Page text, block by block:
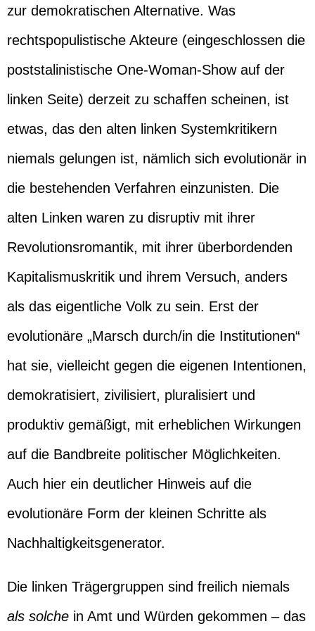
zur demokratischen Alternative. Was
rechtspopulistische Akteure (eingeschlossen die
poststalinistische One-Woman-Show auf der
linken Seite) derzeit zu schaffen scheinen, ist
etwas, das den alten linken Systemkritikern
niemals gelungen ist, nämlich sich evolutionär in
die bestehenden Verfahren einzunisten. Die
alten Linken waren zu disruptiv mit ihrer
Revolutionsromantik, mit ihrer überbordenden
Kapitalismuskritik und ihrem Versuch, anders
als das eigentliche Volk zu sein. Erst der
evolutionäre „Marsch durch/in die Institutionen“
hat sie, vielleicht gegen die eigenen Intentionen,
demokratisiert, zivilisiert, pluralisiert und
produktiv gemäßigt, mit erheblichen Wirkungen
auf die Bandbreite politischer Möglichkeiten.
Auch hier ein deutlicher Hinweis auf die
evolutionäre Form der kleinen Schritte als
Nachhaltigkeitsgenerator.
Die linken Trägergruppen sind freilich niemals
als solche in Amt und Würden gekommen – das